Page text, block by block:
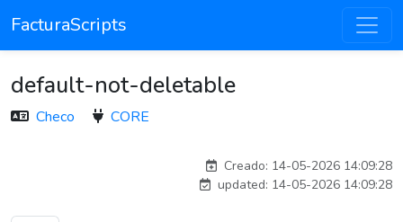
FacturaScripts
default-not-deletable
Checo CORE
Creado: 14-05-2026 14:09:28
updated: 14-05-2026 14:09:28